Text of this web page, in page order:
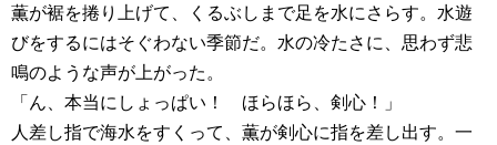
薫が裾を捲り上げて、くるぶしまで足を水にさらす。水遊
びをするにはそぐわない季節だ。水の冷たさに、思わず悲
鳴のような声が上がった。
「ん、本当にしょっぱい！ ほらほら、剣心！」
人差し指で海水をすくって、薫が剣心に指を差し出す。一